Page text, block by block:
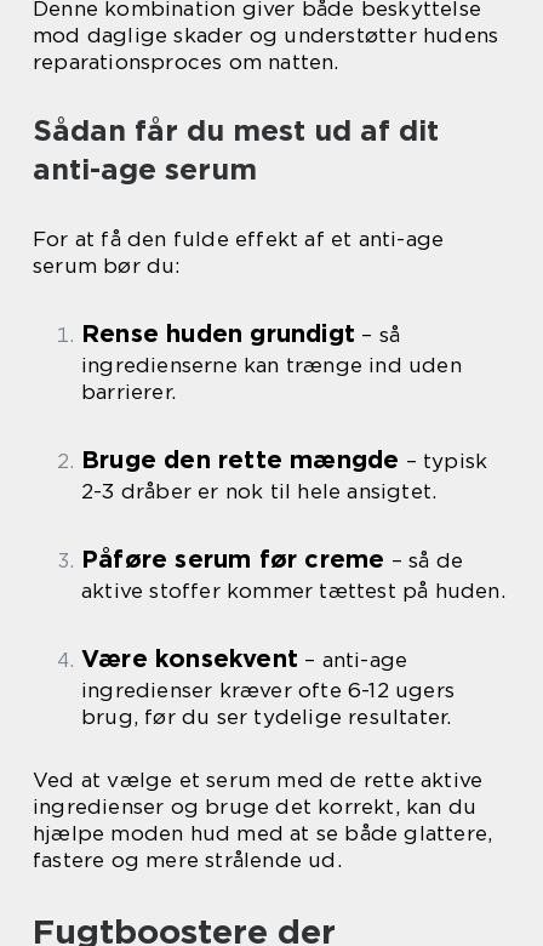
Denne kombination giver både beskyttelse
mod daglige skader og understøtter hudens
reparationsproces om natten.
Sådan får du mest ud af dit
anti-age serum
For at få den fulde effekt af et anti-age
serum bør du:
Rense huden grundigt – så
ingredienserne kan trænge ind uden
barrierer.
Bruge den rette mængde – typisk
2-3 dråber er nok til hele ansigtet.
Påføre serum før creme – så de
aktive stoffer kommer tættest på huden.
Være konsekvent – anti-age
ingredienser kræver ofte 6-12 ugers
brug, før du ser tydelige resultater.
Ved at vælge et serum med de rette aktive
ingredienser og bruge det korrekt, kan du
hjælpe moden hud med at se både glattere,
fastere og mere strålende ud.
Fugtboostere der